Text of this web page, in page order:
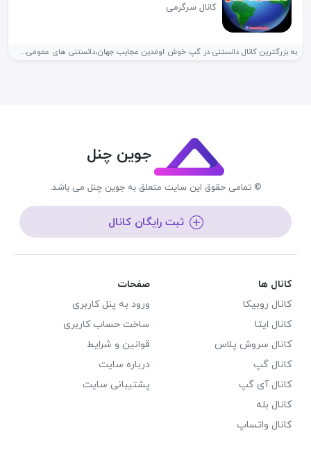
کانال سرگرمی
به بزرگترین کانال دانستنی در گپ خوش اومدین عجایب جهان،دانستنی های عمومی...
جوین چنل
© تمامی حقوق این سایت متعلق به جوین چنل می باشد.
ثبت رایگان کانال
کانال ها
کانال روبیکا
کانال ایتا
کانال سروش پلاس
کانال گپ
کانال آی گپ
کانال بله
کانال واتساپ
صفحات
ورود به پنل کاربری
ساخت حساب کاربری
قوانین و شرایط
درباره سایت
پشتیبانی سایت